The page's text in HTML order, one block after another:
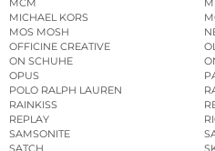
MCM
MICHAEL KORS
MOS MOSH
OFFICINE CREATIVE
ON SCHUHE
OPUS
POLO RALPH LAUREN
RAINKISS
REPLAY
SAMSONITE
SATCH